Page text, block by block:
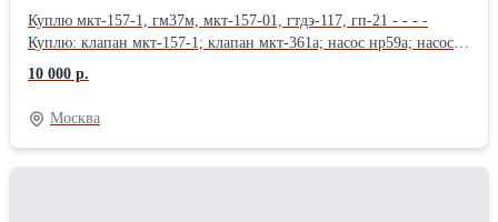
Куплю мкт-157-1, гм37м, мкт-157-01, гтдэ-117, гп-21 - - - -
Куплю: клапан мкт-157-1; клапан мкт-361а; насос нр59а; насос
рсф59а; Привод-генератор гп-21; газотурбинный двигатель-
энергоузел гтдэ-117; фильтр 340.044а; гидромотор гм37м; Куплю:
фильтр 330.100а; фильтр 15гф17сн-1; фильтр 15гф17бн-1; фильтр
8Д2.966.022-7; фильтр 8Д2.966.021-2; фильтр 8Д2.966.516-05;
фильтр 8Д2.966.512-06; фильтр 8Д2.966.515-04; Куплю: фильтр
10 000 р.
Москва